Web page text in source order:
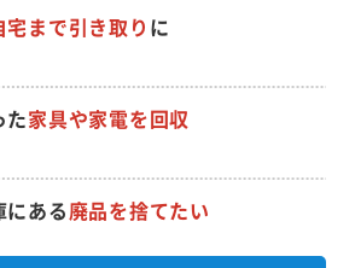
た家具や家電を回収
宅まで引き取り に
ある廃品を捨てたい